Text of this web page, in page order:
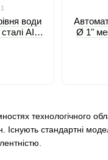
технологічного
стандартні
1
води
AISI
Ø 1"